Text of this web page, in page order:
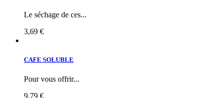
Le séchage de ces...
3,69 €
CAFE SOLUBLE
Pour vous offrir...
9,79 €